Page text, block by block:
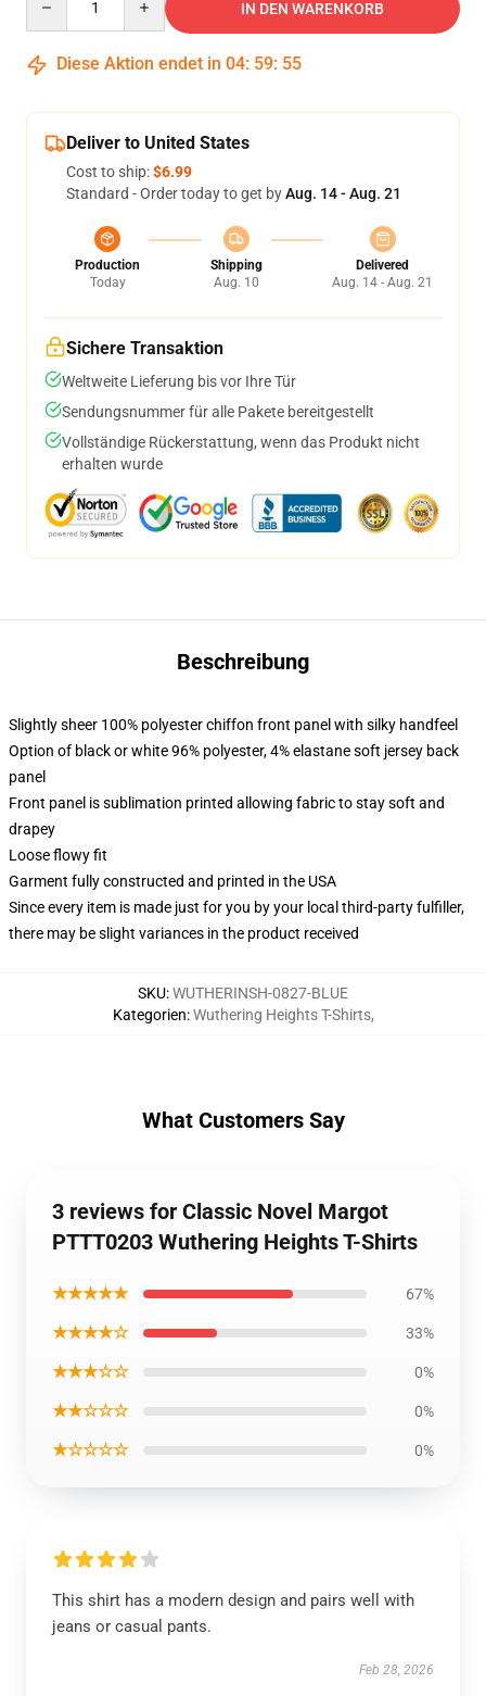
IN DEN WARENKORB
Diese Aktion endet in 04: 59: 54
Deliver to United States
Cost to ship:$6.99
Standard - Order today to get byAug. 14 - Aug. 21
Production
Today
Shipping
Aug. 10
Delivered
Aug. 14 - Aug. 21
Sichere Transaktion
Weltweite Lieferung bis vor Ihre Tür
Sendungsnummer für alle Pakete bereitgestellt
Vollständige Rückerstattung, wenn das Produkt nicht
erhalten wurde
Beschreibung
Slightly sheer 100% polyester chiffon front panel with silky handfeel
Option of black or white 96% polyester, 4% elastane soft jersey back
panel
Front panel is sublimation printed allowing fabric to stay soft and
drapey
Loose flowy fit
Garment fully constructed and printed in the USA
Since every item is made just for you by your local third-party fulfiller,
there may be slight variances in the product received
SKU:WUTHERINSH-0827-BLUE
Kategorien:Wuthering Heights T-Shirts,
What Customers Say
3 reviews for Classic Novel Margot
PTTT0203 Wuthering Heights T-Shirts
★★★★★ 67%
★★★★☆ 33%
★★★☆☆ 0%
★★☆☆☆ 0%
★☆☆☆☆ 0%
This shirt has a modern design and pairs well with
jeans or casual pants.
Feb 28, 2026